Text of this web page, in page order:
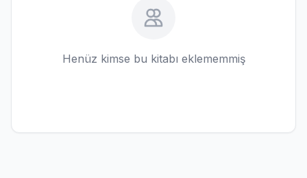
Henüz kimse bu kitabı eklememmiş